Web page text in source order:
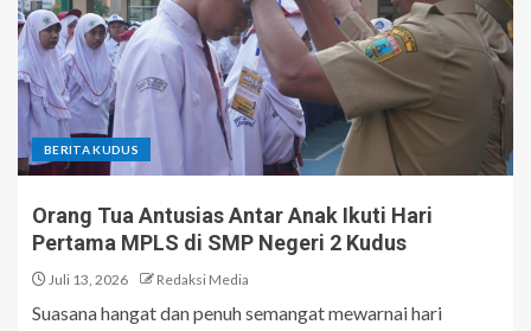
BERITA KUDUS
Orang Tua Antusias Antar Anak Ikuti Hari
Pertama MPLS di SMP Negeri 2 Kudus
Juli 13, 2026 Redaksi Media
Suasana hangat dan penuh semangat mewarnai hari